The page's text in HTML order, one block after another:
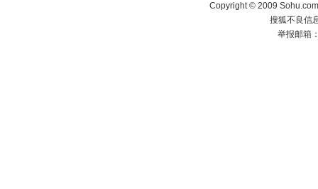
Copyright © 2009
搜狐不良信
举报邮箱